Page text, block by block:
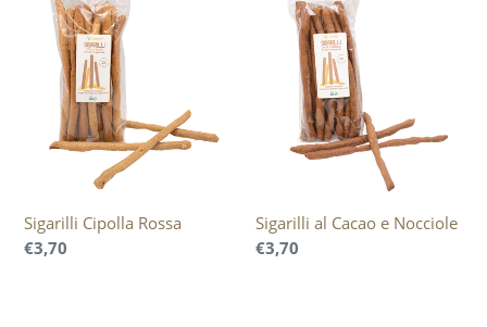
Cipolla
Rossa
Sigarilli Cipolla Rossa
Prezzo
€3,70
Cacao
Nocciole
Sigarilli al Cacao e Nocciole
Prezzo
€3,70